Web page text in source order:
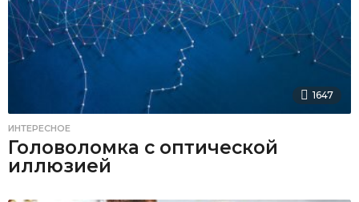
1647
ИНТЕРЕСНОЕ
Головоломка с оптической
иллюзией